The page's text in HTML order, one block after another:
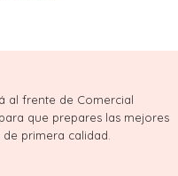
al frente de Comercial
que prepares las mejores
primera calidad.